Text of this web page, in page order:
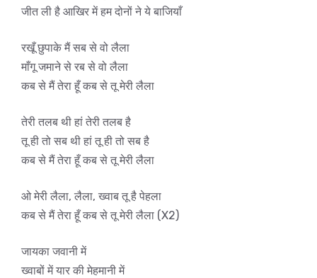
जीत ली है आखिर में हम दोनों ने ये बाजियाँ
रखूँ छुपाके मैं सब से वो लैला
माँगू जमाने से रब से वो लैला
कब से मैं तेरा हूँ कब से तू मेरी लैला
तेरी तलब थी हां तेरी तलब है
तू ही तो सब थी हां तू ही तो सब है
कब से मैं तेरा हूँ कब से तू मेरी लैला
ओ मेरी लैला, लैला, ख्वाब तू है पेहला
कब से मैं तेरा हूँ कब से तू मेरी लैला (X2)
जायका जवानी में
ख्वाबों में यार की मेहमानी में